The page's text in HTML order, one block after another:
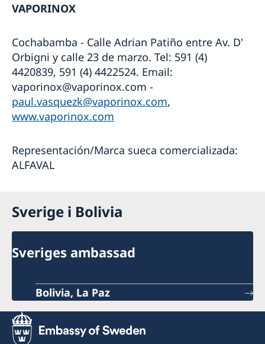
VAPORINOX
Cochabamba - Calle Adrian Patiño entre Av. D'
Orbigni y calle 23 de marzo. Tel: 591 (4)
4420839, 591 (4) 4422524. Email:
vaporinox@vaporinox.com -
paul.vasquezk@vaporinox.com,
www.vaporinox.com
Representación/Marca sueca comercializada:
ALFAVAL
Sverige i Bolivia
Sveriges ambassad
Bolivia, La Paz